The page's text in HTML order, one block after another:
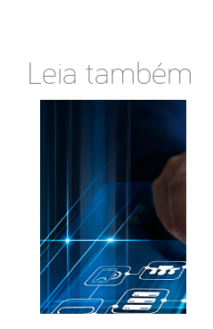
Leia também